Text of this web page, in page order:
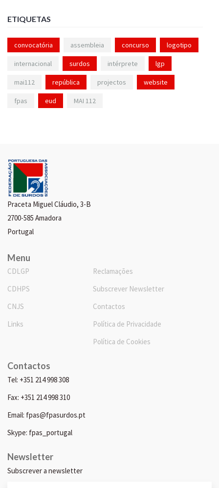
ETIQUETAS
convocatória assembleia concurso logotipo
internacional surdos intérprete lgp
mai112 república projectos website
fpas eud MAI 112
Praceta Miguel Cláudio, 3-B
2700-585 Amadora
Portugal
Menu
CDLGP
CDHPS
CNJS
Links
Reclamações
Subscrever Newsletter
Contactos
Política de Privacidade
Política de Cookies
Contactos
Tel: +351 214 998 308
Fax: +351 214 998 310
Email: fpas@fpasurdos.pt
Skype: fpas_portugal
Newsletter
Subscrever a newsletter